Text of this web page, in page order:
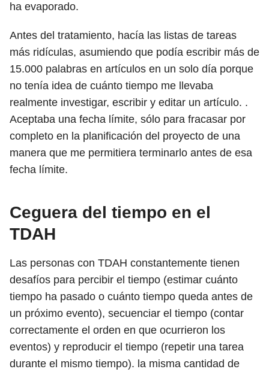
ha evaporado.
Antes del tratamiento, hacía las listas de tareas
más ridículas, asumiendo que podía escribir más de
15.000 palabras en artículos en un solo día porque
no tenía idea de cuánto tiempo me llevaba
realmente investigar, escribir y editar un artículo. .
Aceptaba una fecha límite, sólo para fracasar por
completo en la planificación del proyecto de una
manera que me permitiera terminarlo antes de esa
fecha límite.
Ceguera del tiempo en el
TDAH
Las personas con TDAH constantemente tienen
desafíos para percibir el tiempo (estimar cuánto
tiempo ha pasado o cuánto tiempo queda antes de
un próximo evento), secuenciar el tiempo (contar
correctamente el orden en que ocurrieron los
eventos) y reproducir el tiempo (repetir una tarea
durante el mismo tiempo). la misma cantidad de